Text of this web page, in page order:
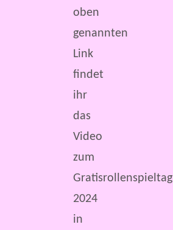
oben
genannten
Link
findet
ihr
das
Video
zum
Gratisrollenspieltag
2024
in